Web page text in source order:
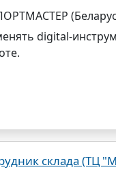
digital-
склада (ТЦ